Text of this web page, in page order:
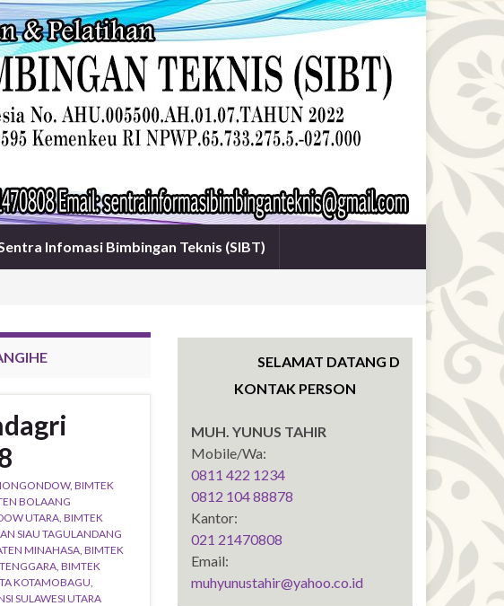
Infomasi Bimbingan Teknis (SIBT)
, BIMTEK
BOLAANG
UTARA, BIMTEK
SIAU TAGULANDANG
MINAHASA, BIMTEK
, BIMTEK
KOTAMOBAGU,
SULAWESI UTARA
SELAMAT DATANG DI WEBSITE
KONTAK PERSON
MUH. YUNUS TAHIR
Mobile/Wa:
0811 422 1234
0812 104 88878
Kantor:
021 21470808
Email:
muhyunustahir@yahoo.co.id